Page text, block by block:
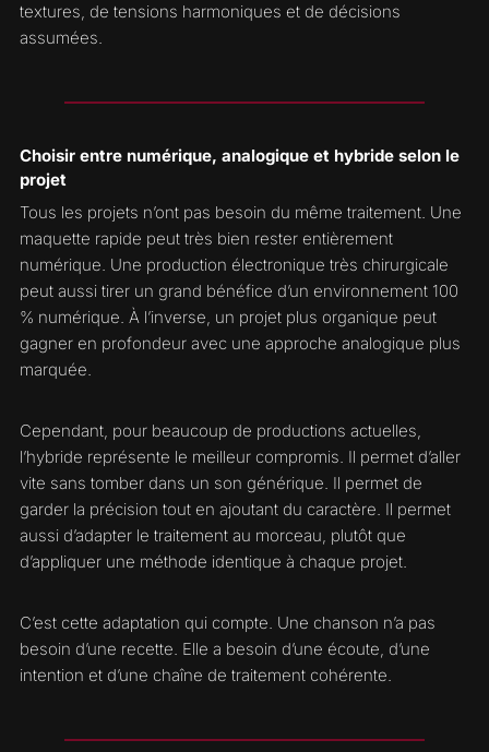
textures, de tensions harmoniques et de décisions
assumées.
Choisir entre numérique, analogique et hybride selon le
projet
Tous les projets n’ont pas besoin du même traitement. Une
maquette rapide peut très bien rester entièrement
numérique. Une production électronique très chirurgicale
peut aussi tirer un grand bénéfice d’un environnement 100
% numérique. À l’inverse, un projet plus organique peut
gagner en profondeur avec une approche analogique plus
marquée.
Cependant, pour beaucoup de productions actuelles,
l’hybride représente le meilleur compromis. Il permet d’aller
vite sans tomber dans un son générique. Il permet de
garder la précision tout en ajoutant du caractère. Il permet
aussi d’adapter le traitement au morceau, plutôt que
d’appliquer une méthode identique à chaque projet.
C’est cette adaptation qui compte. Une chanson n’a pas
besoin d’une recette. Elle a besoin d’une écoute, d’une
intention et d’une chaîne de traitement cohérente.